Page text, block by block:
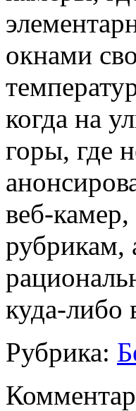
окнами
когда на
горы, где
веб-
рубрикам,
куда-либо
Рубрика: